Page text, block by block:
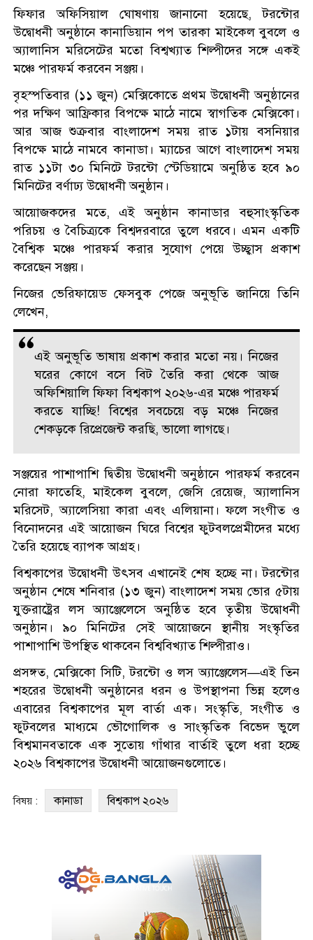
ফিফার অফিসিয়াল ঘোষণায় জানানো হয়েছে, টরন্টোর
উদ্বোধনী অনুষ্ঠানে কানাডিয়ান পপ তারকা মাইকেল বুবলে ও
অ্যালানিস মরিসেটের মতো বিশ্বখ্যাত শিল্পীদের সঙ্গে একই
মঞ্চে পারফর্ম করবেন সঞ্জয়।
বৃহস্পতিবার (১১ জুন) মেক্সিকোতে প্রথম উদ্বোধনী অনুষ্ঠানের
পর দক্ষিণ আফ্রিকার বিপক্ষে মাঠে নামে স্বাগতিক মেক্সিকো।
আর আজ শুক্রবার বাংলাদেশ সময় রাত ১টায় বসনিয়ার
বিপক্ষে মাঠে নামবে কানাডা। ম্যাচের আগে বাংলাদেশ সময়
রাত ১১টা ৩০ মিনিটে টরন্টো স্টেডিয়ামে অনুষ্ঠিত হবে ৯০
মিনিটের বর্ণাঢ্য উদ্বোধনী অনুষ্ঠান।
আয়োজকদের মতে, এই অনুষ্ঠান কানাডার বহুসাংস্কৃতিক
পরিচয় ও বৈচিত্র্যকে বিশ্বদরবারে তুলে ধরবে। এমন একটি
বৈশ্বিক মঞ্চে পারফর্ম করার সুযোগ পেয়ে উচ্ছ্বাস প্রকাশ
করেছেন সঞ্জয়।
নিজের ভেরিফায়েড ফেসবুক পেজে অনুভূতি জানিয়ে তিনি
লেখেন,
এই অনুভূতি ভাষায় প্রকাশ করার মতো নয়। নিজের
ঘরের কোণে বসে বিট তৈরি করা থেকে আজ
অফিশিয়ালি ফিফা বিশ্বকাপ ২০২৬-এর মঞ্চে পারফর্ম
করতে যাচ্ছি! বিশ্বের সবচেয়ে বড় মঞ্চে নিজের
শেকড়কে রিপ্রেজেন্ট করছি, ভালো লাগছে।
সঞ্জয়ের পাশাপাশি দ্বিতীয় উদ্বোধনী অনুষ্ঠানে পারফর্ম করবেন
নোরা ফাতেহি, মাইকেল বুবলে, জেসি রেয়েজ, অ্যালানিস
মরিসেট, অ্যালেসিয়া কারা এবং এলিয়ানা। ফলে সংগীত ও
বিনোদনের এই আয়োজন ঘিরে বিশ্বের ফুটবলপ্রেমীদের মধ্যে
তৈরি হয়েছে ব্যাপক আগ্রহ।
বিশ্বকাপের উদ্বোধনী উৎসব এখানেই শেষ হচ্ছে না। টরন্টোর
অনুষ্ঠান শেষে শনিবার (১৩ জুন) বাংলাদেশ সময় ভোর ৫টায়
যুক্তরাষ্ট্রের লস অ্যাঞ্জেলেসে অনুষ্ঠিত হবে তৃতীয় উদ্বোধনী
অনুষ্ঠান। ৯০ মিনিটের সেই আয়োজনে স্থানীয় সংস্কৃতির
পাশাপাশি উপস্থিত থাকবেন বিশ্ববিখ্যাত শিল্পীরাও।
প্রসঙ্গত, মেক্সিকো সিটি, টরন্টো ও লস অ্যাঞ্জেলেস—এই তিন
শহরের উদ্বোধনী অনুষ্ঠানের ধরন ও উপস্থাপনা ভিন্ন হলেও
এবারের বিশ্বকাপের মূল বার্তা এক। সংস্কৃতি, সংগীত ও
ফুটবলের মাধ্যমে ভৌগোলিক ও সাংস্কৃতিক বিভেদ ভুলে
বিশ্বমানবতাকে এক সুতোয় গাঁথার বার্তাই তুলে ধরা হচ্ছে
২০২৬ বিশ্বকাপের উদ্বোধনী আয়োজনগুলোতে।
বিষয় : কানাডা বিশ্বকাপ ২০২৬